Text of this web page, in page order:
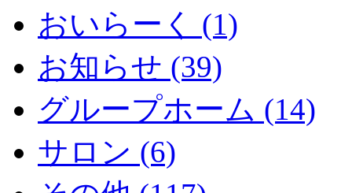
おいらーく (1)
お知らせ (39)
グループホーム (14)
サロン (6)